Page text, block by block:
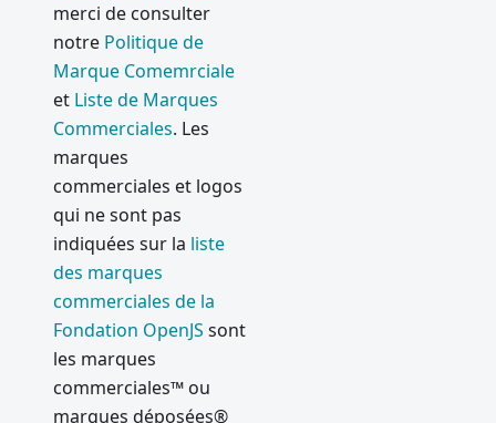
merci de consulter
notre Politique de
Marque Comemrciale
et Liste de Marques
Commerciales. Les
marques
commerciales et logos
qui ne sont pas
indiquées sur la liste
des marques
commerciales de la
Fondation OpenJS sont
les marques
commerciales™ ou
marques déposées®